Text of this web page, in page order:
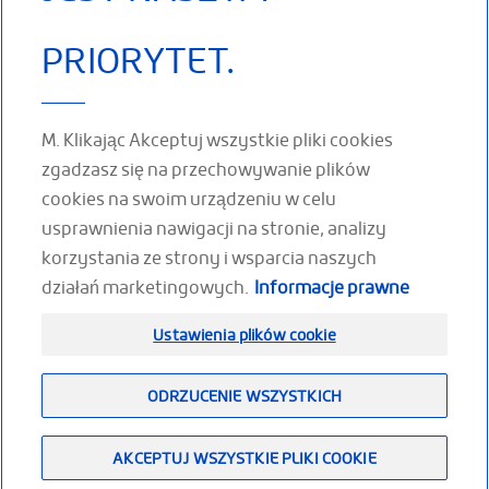
sposób
WIĘCEJ
CZYTAJ WIĘCEJ
ŚLEDŹ NAS W SIECIACH
SPOŁECZNOŚCIOWYCH
FacebookYoutubeLinkedIn
Footer
Przestrzeń dla partnerów
Plan witryny
Informacje prawne
Dołącz do nas
Kontakt z naszą firmą
thuasne.com
PRIORYTET.
M. Klikając Akceptuj wszystkie pliki cookies
zgadzasz się na przechowywanie plików
cookies na swoim urządzeniu w celu
usprawnienia nawigacji na stronie, analizy
korzystania ze strony i wsparcia naszych
działań marketingowych. Informacje prawne
Ustawienia plików cookie
ODRZUCENIE WSZYSTKICH
AKCEPTUJ WSZYSTKIE PLIKI COOKIE